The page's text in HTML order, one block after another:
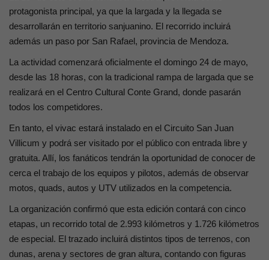
protagonista principal, ya que la largada y la llegada se
desarrollarán en territorio sanjuanino. El recorrido incluirá
además un paso por San Rafael, provincia de Mendoza.
La actividad comenzará oficialmente el domingo 24 de mayo,
desde las 18 horas, con la tradicional rampa de largada que se
realizará en el Centro Cultural Conte Grand, donde pasarán
todos los competidores.
En tanto, el vivac estará instalado en el Circuito San Juan
Villicum y podrá ser visitado por el público con entrada libre y
gratuita. Allí, los fanáticos tendrán la oportunidad de conocer de
cerca el trabajo de los equipos y pilotos, además de observar
motos, quads, autos y UTV utilizados en la competencia.
La organización confirmó que esta edición contará con cinco
etapas, un recorrido total de 2.993 kilómetros y 1.726 kilómetros
de especial. El trazado incluirá distintos tipos de terrenos, con
dunas, arena y sectores de gran altura, contando con figuras